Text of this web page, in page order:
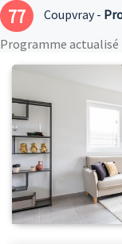
77 Coupvray -
Programme actualisé